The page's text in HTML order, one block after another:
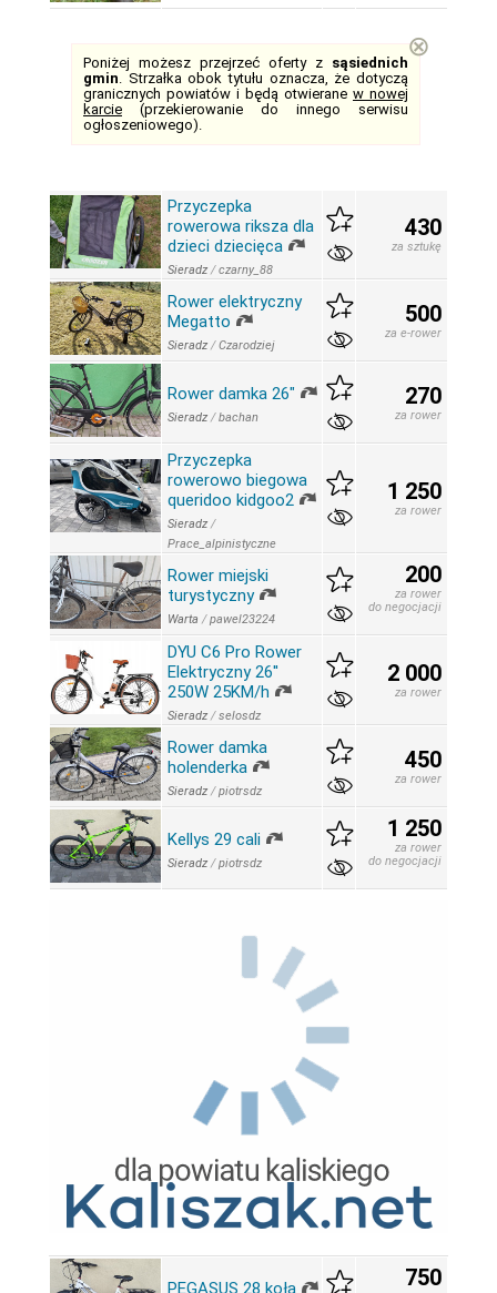
Poniżej możesz przejrzeć oferty z sąsiednich
gmin. Strzałka obok tytułu oznacza, że dotyczą
granicznych powiatów i będą otwierane w nowej
karcie (przekierowanie do innego serwisu
ogłoszeniowego).
⊗
Przyczepka
rowerowa riksza dla
dzieci dziecięca
Sieradz /czarny_88
430
za sztukę
Rower elektryczny
Megatto
Sieradz /Czarodziej
500
za e-rower
Rower damka 26"
Sieradz /bachan
270
za rower
Przyczepka
rowerowo biegowa
queridoo kidgoo2
Sieradz /
Prace_alpinistyczne
1 250
za rower
Rower miejski
turystyczny
Warta /pawel23224
200
za rower
do negocjacji
DYU C6 Pro Rower
Elektryczny 26''
250W 25KM/h
Sieradz /selosdz
2 000
za rower
Rower damka
holenderka
Sieradz /piotrsdz
450
za rower
Kellys 29 cali
Sieradz /piotrsdz
1 250
za rower
do negocjacji
PEGASUS 28 koła 750